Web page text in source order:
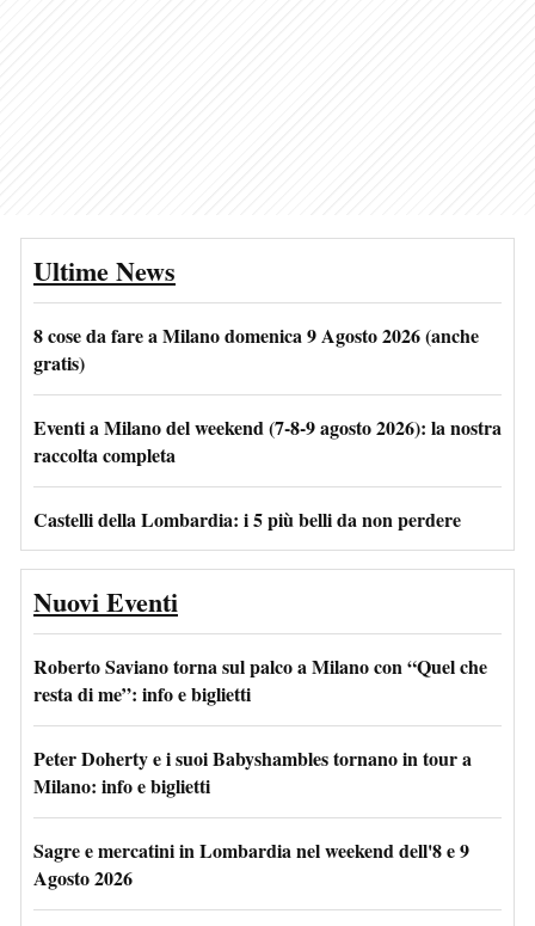
Ultime News
8 cose da fare a Milano domenica 9 Agosto 2026 (anche
gratis)
Eventi a Milano del weekend (7-8-9 agosto 2026): la nostra
raccolta completa
Castelli della Lombardia: i 5 più belli da non perdere
Nuovi Eventi
Roberto Saviano torna sul palco a Milano con “Quel che
resta di me”: info e biglietti
Peter Doherty e i suoi Babyshambles tornano in tour a
Milano: info e biglietti
Sagre e mercatini in Lombardia nel weekend dell'8 e 9
Agosto 2026